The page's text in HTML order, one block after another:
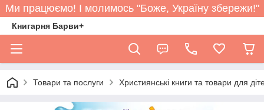
Ми працюємо! І молимось "Боже, Україну збережи!"
Книгарня Барви+
Товари та послуги Християнські книги та товари для